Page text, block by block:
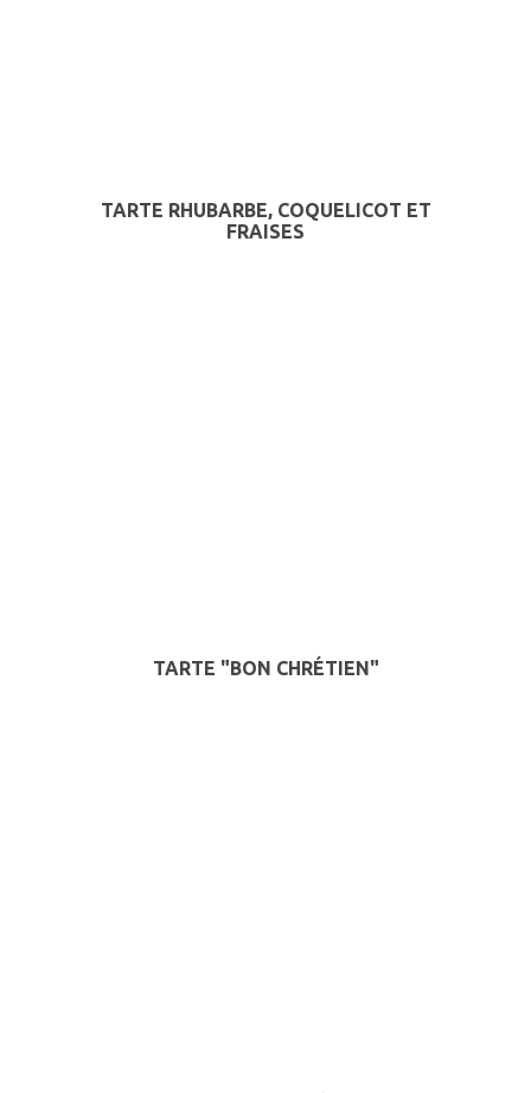
TARTE RHUBARBE, COQUELICOT ET
FRAISES
TARTE "BON CHRÉTIEN"